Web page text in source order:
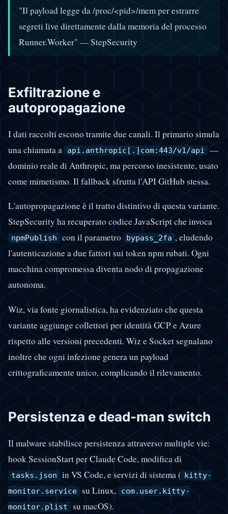
"Il payload legge da /proc/<pid>/mem per estrarre
segreti live direttamente dalla memoria del processo
Runner.Worker" — StepSecurity
Exfiltrazione e
autopropagazione
I dati raccolti escono tramite due canali. Il primario simula
una chiamata a api.anthropic[.]com:443/v1/api —
dominio reale di Anthropic, ma percorso inesistente, usato
come mimetismo. Il fallback sfrutta l'API GitHub stessa.
L'autopropagazione è il tratto distintivo di questa variante.
StepSecurity ha recuperato codice JavaScript che invoca
npmPublish con il parametro bypass_2fa , eludendo
l'autenticazione a due fattori sui token npm rubati. Ogni
macchina compromessa diventa nodo di propagazione
autonoma.
Wiz, via fonte giornalistica, ha evidenziato che questa
variante aggiunge collettori per identità GCP e Azure
rispetto alle versioni precedenti. Wiz e Socket segnalano
inoltre che ogni infezione genera un payload
crittograficamente unico, complicando il rilevamento.
Persistenza e dead-man switch
Il malware stabilisce persistenza attraverso multiple vie:
hook SessionStart per Claude Code, modifica di
tasks.json in VS Code, e servizi di sistema ( kitty-
monitor.service su Linux, com.user.kitty-
monitor.plist su macOS).